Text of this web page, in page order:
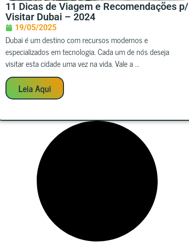
11 Dicas de Viagem e Recomendações p/
Visitar Dubai – 2024
19/05/2025
Dubai é um destino com recursos modernos e
especializados em tecnologia. Cada um de nós deseja
visitar esta cidade uma vez na vida. Vale a ...
Leia Aqui